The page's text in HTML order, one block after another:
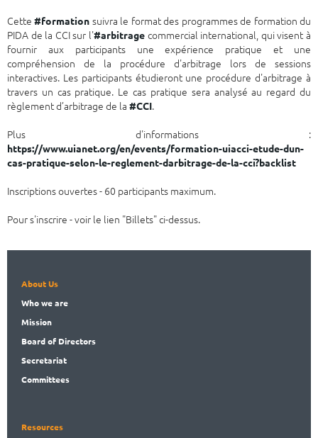
Cette#formation suivra le format des programmes de formation du
PIDA de la CCI sur l'#arbitrage commercial international, qui visent à
fournir aux participants une expérience pratique et une
compréhension de la procédure d'arbitrage lors de sessions
interactives. Les participants étudieront une procédure d'arbitrage à
travers un cas pratique. Le cas pratique sera analysé au regard du
règlement d’arbitrage de la #CCI.
Plus d'informations :
https://www.uianet.org/en/events/formation-uiacci-etude-dun-
cas-pratique-selon-le-reglement-darbitrage-de-la-cci?backlist
Inscriptions ouvertes - 60 participants maximum.
Pour s'inscrire - voir le lien "Billets" ci-dessus.
About Us
Whowe are
Mission
Boardof Directors
Secretariat
Committees
Resources